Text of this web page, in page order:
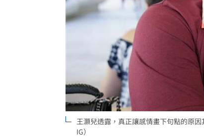
王灝兒透露，真正讓感情畫下句點的原
IG）